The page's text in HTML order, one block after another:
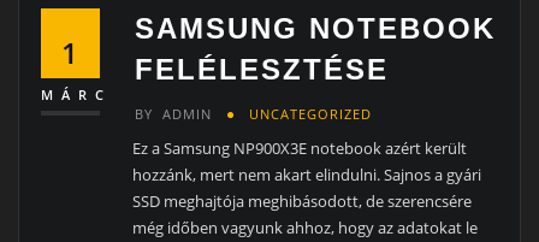
1
MÁRC
SAMSUNG NOTEBOOK
FELÉLESZTÉSE
BY ADMIN UNCATEGORIZED
Ez a Samsung NP900X3E notebook azért került
hozzánk, mert nem akart elindulni. Sajnos a gyári
SSD meghajtója meghibásodott, de szerencsére
még időben vagyunk ahhoz, hogy az adatokat le